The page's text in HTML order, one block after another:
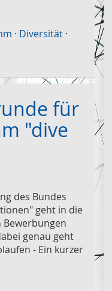
· Diversität ·
für
"dive
des Bundes
geht in die
Bewerbungen
genau geht
- Ein kurzer